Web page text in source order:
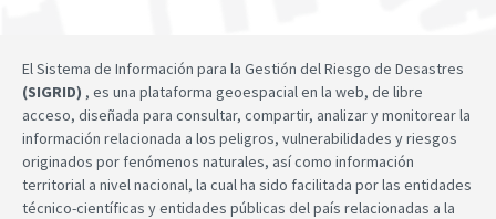
El Sistema de Información para la Gestión del Riesgo de Desastres
(SIGRID) , es una plataforma geoespacial en la web, de libre
acceso, diseñada para consultar, compartir, analizar y monitorear la
información relacionada a los peligros, vulnerabilidades y riesgos
originados por fenómenos naturales, así como información
territorial a nivel nacional, la cual ha sido facilitada por las entidades
técnico-científicas y entidades públicas del país relacionadas a la